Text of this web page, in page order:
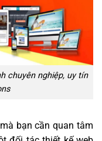
chuyên nghiệp, uy tín
bạn cần quan tâm